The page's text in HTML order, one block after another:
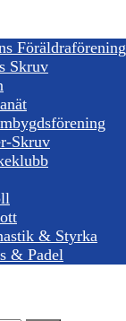
Föräldraförening
Skruv
Skruv
& Styrka
& Padel